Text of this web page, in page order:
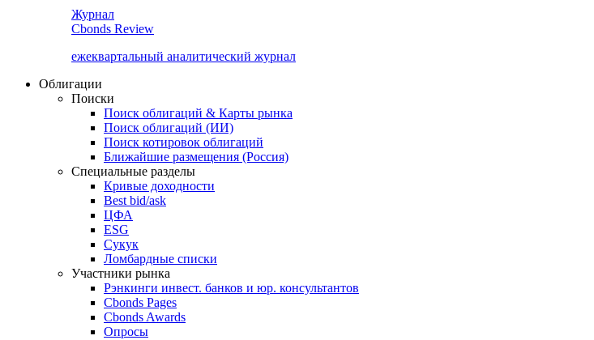
Журнал
Cbonds Review
ежеквартальный аналитический журнал
Облигации
Поиски
Поиск облигаций & Карты рынка
Поиск облигаций (ИИ)
Поиск котировок облигаций
Ближайшие размещения (Россия)
Специальные разделы
Кривые доходности
Best bid/ask
ЦФА
ESG
Сукук
Ломбардные списки
Участники рынка
Рэнкинги инвест. банков и юр. консультантов
Cbonds Pages
Cbonds Awards
Опросы